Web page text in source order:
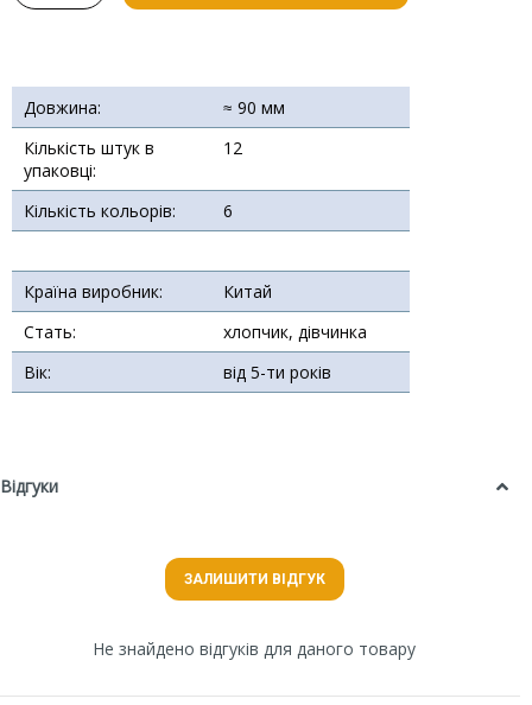
Довжина:
≈ 90 мм
Кількість штук в
упаковці:
12
Кількість кольорів: 6
Країна виробник:
Китай
Стать:
хлопчик, дівчинка
Вік:
від 5-ти років
Відгуки
ЗАЛИШИТИ ВІДГУК
Не знайдено відгуків для даного товару